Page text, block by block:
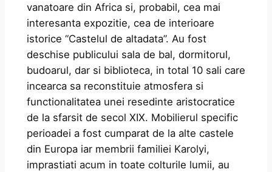
vanatoare din Africa si, probabil, cea mai
interesanta expozitie, cea de interioare
istorice “Castelul de altadata”. Au fost
deschise publicului sala de bal, dormitorul,
budoarul, dar si biblioteca, in total 10 sali care
incearca sa reconstituie atmosfera si
functionalitatea unei resedinte aristocratice
de la sfarsit de secol XIX. Mobilierul specific
perioadei a fost cumparat de la alte castele
din Europa iar membrii familiei Karolyi,
imprastiati acum in toate colturile lumii, au